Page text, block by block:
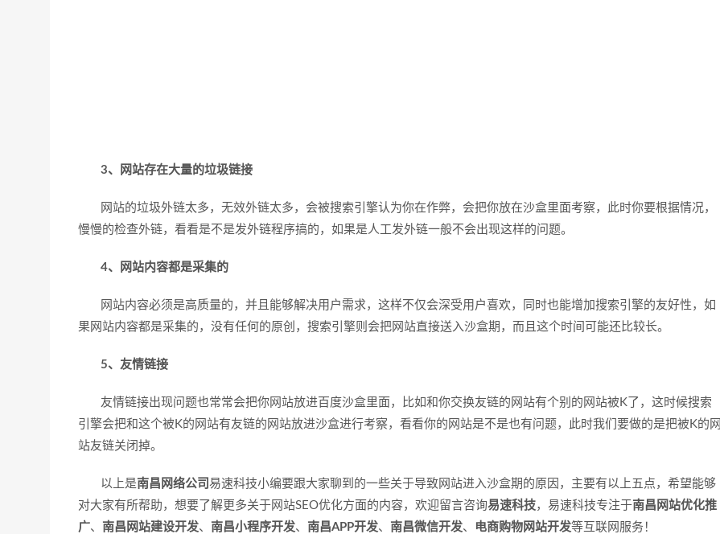
3、网站存在大量的垃圾链接
网站的垃圾外链太多，无效外链太多，会被搜索引擎认为你在作弊，会把你放在沙盒里面考察，此时你要根据情况，
慢慢的检查外链，看看是不是发外链程序搞的，如果是人工发外链一般不会出现这样的问题。
4、网站内容都是采集的
网站内容必须是高质量的，并且能够解决用户需求，这样不仅会深受用户喜欢，同时也能增加搜索引擎的友好性，如
果网站内容都是采集的，没有任何的原创，搜索引擎则会把网站直接送入沙盒期，而且这个时间可能还比较长。
5、友情链接
友情链接出现问题也常常会把你网站放进百度沙盒里面，比如和你交换友链的网站有个别的网站被K了，这时候搜索
引擎会把和这个被K的网站有友链的网站放进沙盒进行考察，看看你的网站是不是也有问题，此时我们要做的是把被K的网
站友链关闭掉。
以上是南昌网络公司 易速科技小编要跟大家聊到的一些关于导致网站进入沙盒期的原因，主要有以上五点，希望能够
对大家有所帮助，想要了解更多关于网站SEO优化方面的内容，欢迎留言咨询易速科技，易速科技专注于南昌网站优化推
广、 南昌网站建设开发、 南昌小程序开发、 南昌APP开发、 南昌微信开发、 电商购物网站开发等互联网服务！